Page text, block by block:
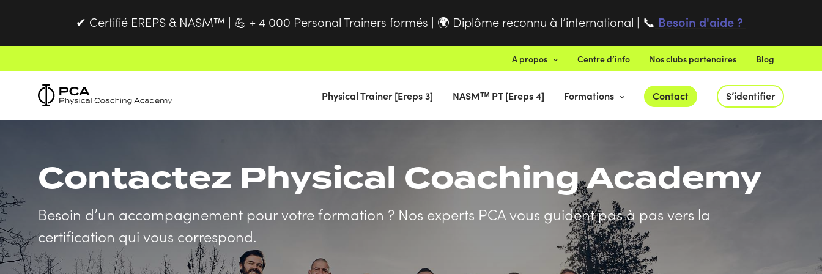
✔ Certifié EREPS & NASM™ | 💪 + 4 000 Personal Trainers formés | 🌍 Diplôme reconnu à l’international | 📞 Besoin d'aide ?
A propos Centre d’info Nos clubs partenaires Blog
Physical Trainer [Ereps 3] NASMᵀᴹ PT [Ereps 4] Formations Contact S’identifier
Contactez Physical Coaching Academy
Besoin d’un accompagnement pour votre formation ? Nos experts PCA vous guident pas à pas vers la
certification qui vous correspond.